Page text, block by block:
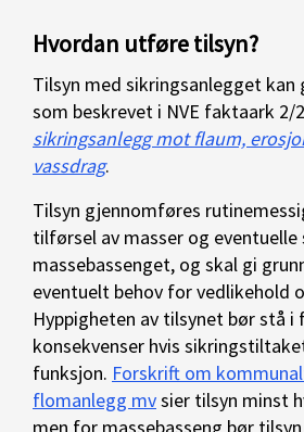
Hvordan utføre tilsyn?
Tilsyn med sikringsanlegget
som beskrevet i NVE faktaark 2/
sikringsanlegg mot flaum,
vassdrag.
Tilsyn gjennomføres
tilførsel av masser og eventuelle
massebassenget, og skal gi
eventuelt behov for vedlikehold
Hyppigheten av tilsynet bør stå
konsekvenser hvis
funksjon. Forskrift om
flomanlegg mvsier tilsyn minst